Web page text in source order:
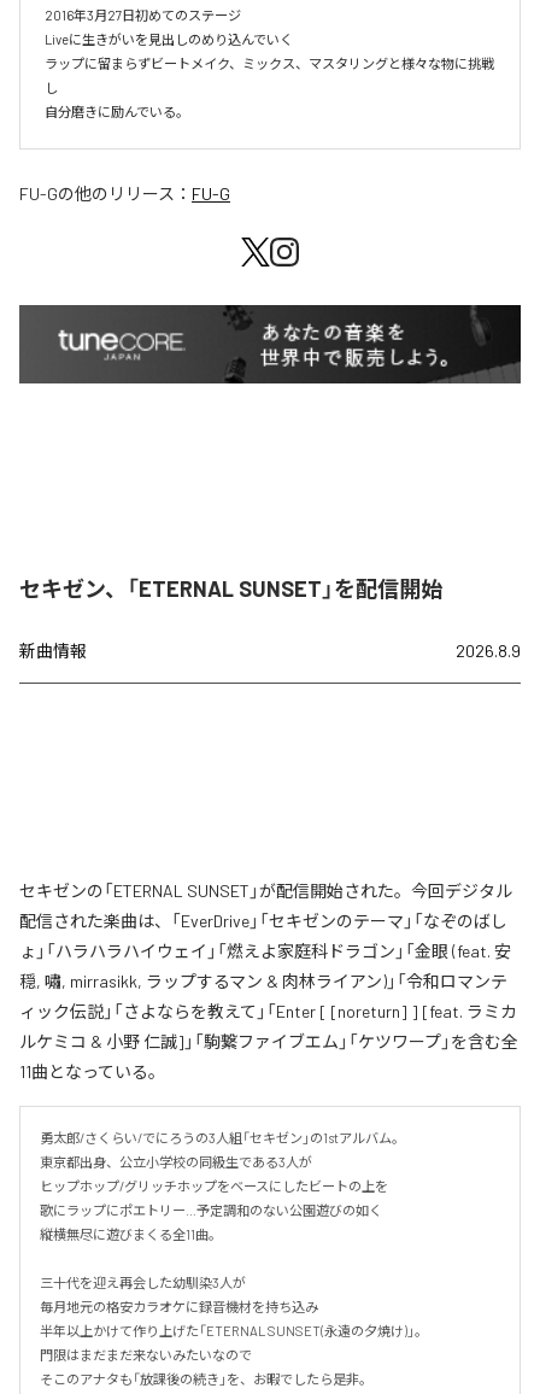
2016年3月27日初めてのステージ
Liveに生きがいを見出しのめり込んでいく
ラップに留まらずビートメイク、ミックス、マスタリングと様々な物に挑戦
し
自分磨きに励んでいる。
FU-Gの他のリリース： FU-G
セキゼン、「ETERNAL SUNSET」を配信開始
新曲情報 2026.8.9
セキゼンの「ETERNAL SUNSET」が配信開始された。今回デジタル
配信された楽曲は、「EverDrive」「セキゼンのテーマ」「なぞのばし
ょ」「ハラハラハイウェイ」「燃えよ家庭科ドラゴン」「金眼 (feat. 安
穏, 嘯, mirrasikk, ラップするマン & 肉林ライアン)」「令和ロマンテ
ィック伝説」「さよならを教えて」「Enter [ [noreturn] ] [feat. ラミカ
ルケミコ & 小野 仁誠]」「駒繋ファイブエム」「ケツワープ」を含む全
11曲となっている。
勇太郎/さくらい/でにろうの3人組「セキゼン」の1stアルバム。
東京都出身、公立小学校の同級生である3人が
ヒップホップ/グリッチホップをベースにしたビートの上を
歌にラップにポエトリー…予定調和のない公園遊びの如く
縦横無尽に遊びまくる全11曲。
三十代を迎え再会した幼馴染3人が
毎月地元の格安カラオケに録音機材を持ち込み
半年以上かけて作り上げた「ETERNAL SUNSET(永遠の夕焼け)」。
門限はまだまだ来ないみたいなので
そこのアナタも「放課後の続き」を、お暇でしたら是非。